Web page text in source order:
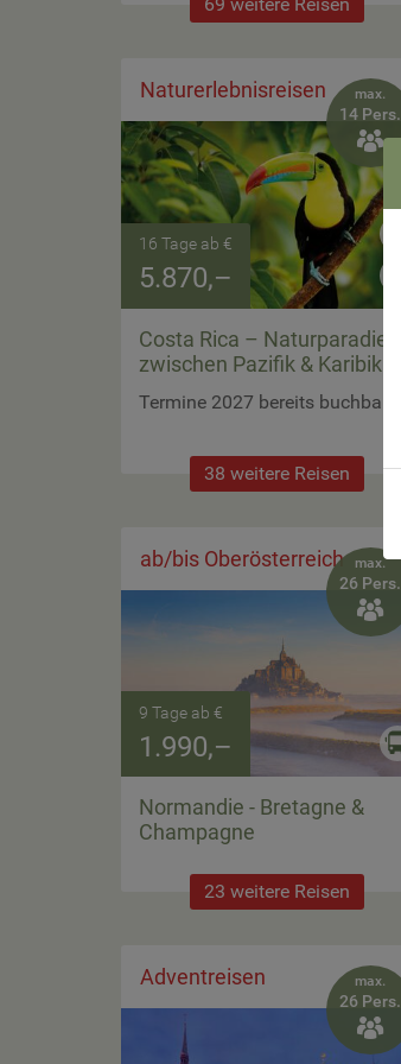
max.
14 Pers.

Naturerlebnisreisen
16 Tage ab €
5.870,–
Costa Rica – Naturparadies
zwischen Pazifik & Karibik
Termine 2027 bereits buchbar
38 weitere Reisen
max.
26 Pers.

ab/bis Oberösterreich
9 Tage ab €
1.990,–
Normandie - Bretagne &
Champagne
23 weitere Reisen
max.
26 Pers.

Adventreisen